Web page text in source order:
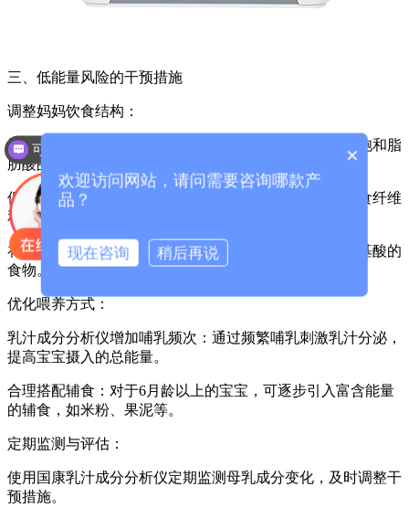
三、低能量风险的干预措施
调整妈妈饮食结构：
增加健康脂肪摄入：如坚果、深海鱼、橄榄油等富含不饱和脂
肪酸的食物。
保证碳水化合物摄入：如全谷物、薯类、蔬果等富含膳食纤维
和复合碳水化合物的食物。
补充优质蛋白质：如鸡蛋、瘦肉、豆制品等富含必需氨基酸的
食物。
优化喂养方式：
乳汁成分分析仪增加哺乳频次：通过频繁哺乳刺激乳汁分泌，
提高宝宝摄入的总能量。
合理搭配辅食：对于6月龄以上的宝宝，可逐步引入富含能量
的辅食，如米粉、果泥等。
定期监测与评估：
使用国康乳汁成分分析仪定期监测母乳成分变化，及时调整干
预措施。
×
欢迎访问网站，请问需要咨询哪款产
品？
现在咨询 稍后再说